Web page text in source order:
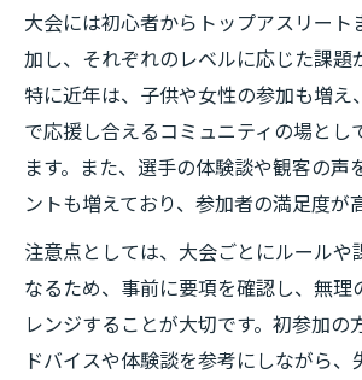
大会には初心者からトップアスリート
加し、それぞれのレベルに応じた課題
特に近年は、子供や女性の参加も増え
で応援し合えるコミュニティの場とし
ます。また、選手の体験談や観客の声
ントも増えており、参加者の満足度が
注意点としては、大会ごとにルールや
なるため、事前に要項を確認し、無理
レンジすることが大切です。初参加の
ドバイスや体験談を参考にしながら、